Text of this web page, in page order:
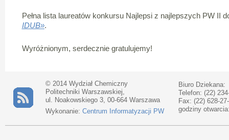
Pełna lista laureatów konkursu Najlepsi z najlepszych PW II
IDUB».
Wyróżnionym, serdecznie gratulujemy!
© 2014 Wydział Chemiczny
Politechniki Warszawskiej,
ul. Noakowskiego 3, 00-664 Warszawa
Wykonanie: Centrum Informatyzacji PW
Biuro Dziekana:
Telefon: (22)
Fax: (22) 628-
godziny